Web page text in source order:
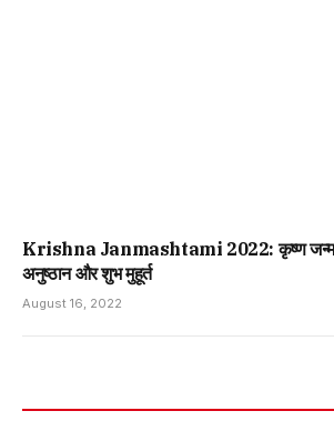
Krishna Janmashtami 2022: कृष्ण
अनुष्ठान और शुभ मुहूर्त
August 16, 2022